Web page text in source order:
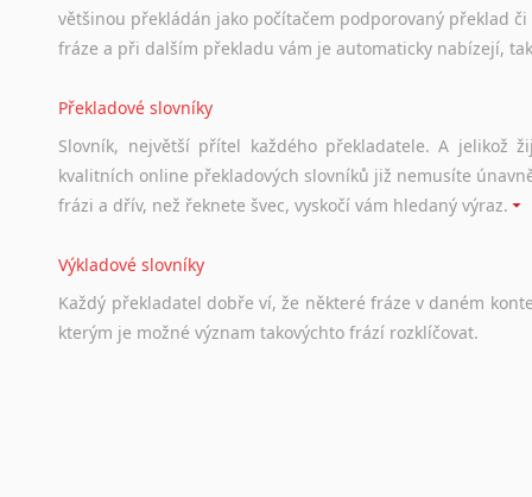
většinou překládán jako počítačem podporovaný překlad
fráze a při dalším překladu vám je automaticky nabízejí,
Překladové slovníky
Slovník, největší přítel každého překladatele. A jelikož
kvalitních online překladových slovníků již nemusíte
frázi a dřív, než řeknete švec, vyskočí vám hledaný výraz.
Výkladové slovníky
Každý překladatel dobře ví, že některé fráze v daném
kterým je možné význam takovýchto frází rozklíčovat.